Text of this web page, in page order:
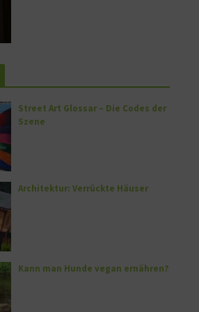
Street Art Glossar – Die Codes der
Szene
Architektur: Verrückte Häuser
Kann man Hunde vegan ernähren?